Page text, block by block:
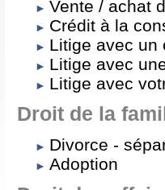
Vente / achat
Crédit à la
Litige avec un
Litige avec
Litige avec
Droit de la
Divorce -
Adoption